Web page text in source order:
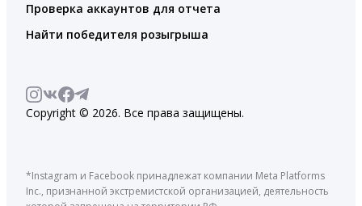
Проверка аккаунтов для отчета
Найти победителя розыгрыша
Copyright © 2026. Все права защищены.
*Instagram и Facebook принадлежат компании Meta Platforms
Inc., признанной экстремистской организацией, деятельность